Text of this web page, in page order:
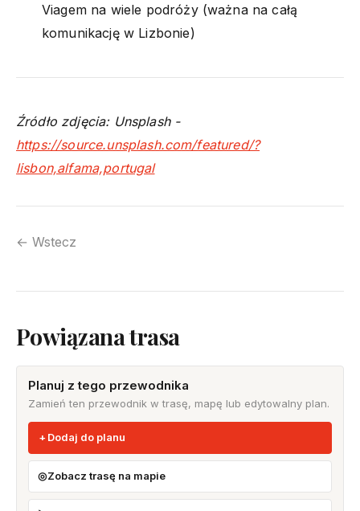
Viagem na wiele podróży (ważna na całą
komunikację w Lizbonie)
Źródło zdjęcia: Unsplash -
https://source.unsplash.com/featured/?
lisbon,alfama,portugal
← Wstecz
Powiązana trasa
Planuj z tego przewodnika
Zamień ten przewodnik w trasę, mapę lub edytowalny plan.
Dodaj do planu
Zobacz trasę na mapie